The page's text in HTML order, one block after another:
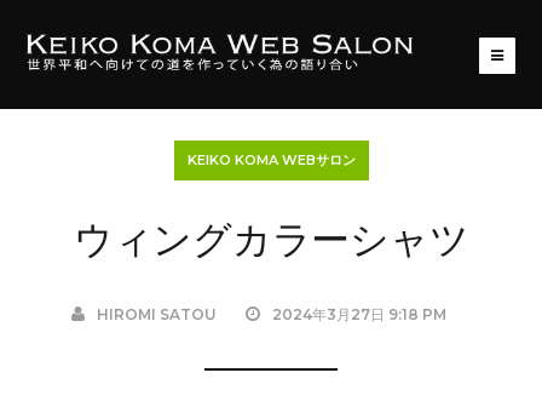
KEIKO KOMA WEBサロン
ウィングカラーシャツ
HIROMI SATOU 2024年3月27日 9:18 PM